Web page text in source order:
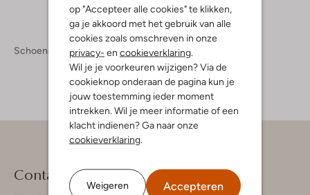
op "Accepteer alle cookies" te klikken,
ga je akkoord met het gebruik van alle
cookies zoals omschreven in onze
privacy- en cookieverklaring
Wil je je voorkeuren wijzigen? Via de
cookieknop onderaan de pagina kun je
jouw toestemming ieder moment
intrekken. Wil je meer informatie of een
klacht indienen? Ga naar onze
cookieverklaring
Weigeren Accepteren
Schoenen Boots Boots Dames
Contact